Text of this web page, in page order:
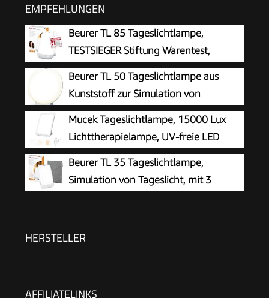
EMPFEHLUNGEN
Beurer TL 85 Tageslichtlampe,
TESTSIEGER Stiftung Warentest,
Simulation von Tageslicht, 14.000 Lux
Lichtstärke, Medizinprodukt, zur Anwendung bei
Lichtmangelerscheinung, mit Timer
(30,60,90,120 Min.)
Beurer TL 50 Tageslichtlampe aus
Kunststoff zur Simulation von
Tageslicht, zertifiziertes
Medizinprodukt für mehr Wohlbefinden
Mucek Tageslichtlampe, 15000 Lux
Lichttherapielampe, UV-freie LED
Tageslichtlampen, Simulation von
Tageslicht, 3 Farbtemperaturen 5
Helligkeitsstufen Touch-Control Sonnenlicht
Beurer TL 35 Tageslichtlampe,
Simulation von Tageslicht, mit 3
Medizinprodukt, abnehmbarer Standfuß, mit
HERSTELLER
AFFILIATELINKS